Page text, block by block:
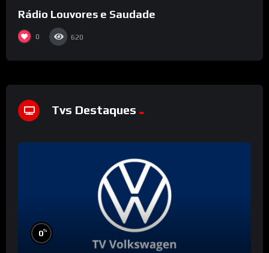
Rádio Louvores e Saudade
0 620
Tvs Destaques
0%